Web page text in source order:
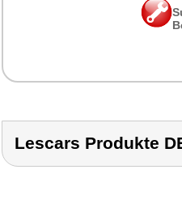
Lescars Produkte